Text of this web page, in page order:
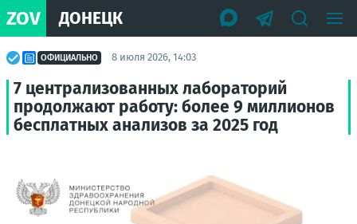
ZOV ДОНЕЦК
ОФИЦИАЛЬНО 8 июля 2026, 14:03
7 централизованных лабораторий
продолжают работу: более 9 миллионов
бесплатных анализов за 2025 год